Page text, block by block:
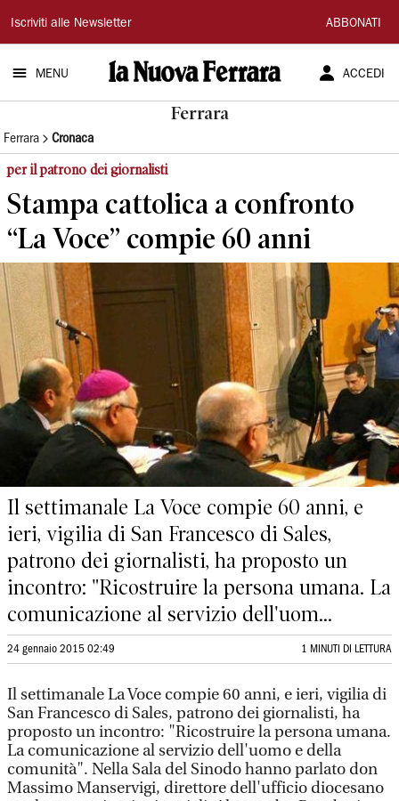
La
Nuova
Ferrara
Iscriviti alle Newsletter ABBONATI
MENU ACCEDI
Ferrara
Ferrara Cronaca
per il patrono dei giornalisti
Stampa cattolica a confronto
“La Voce” compie 60 anni
Il settimanale La Voce compie 60 anni, e
ieri, vigilia di San Francesco di Sales,
patrono dei giornalisti, ha proposto un
incontro: "Ricostruire la persona umana. La
comunicazione al servizio dell'uom...
24 gennaio 2015 02:49 1 MINUTI DI LETTURA
Il settimanale La Voce compie 60 anni, e ieri, vigilia di
San Francesco di Sales, patrono dei giornalisti, ha
proposto un incontro: "Ricostruire la persona umana.
La comunicazione al servizio dell'uomo e della
comunità". Nella Sala del Sinodo hanno parlato don
Massimo Manservigi, direttore dell'ufficio diocesano